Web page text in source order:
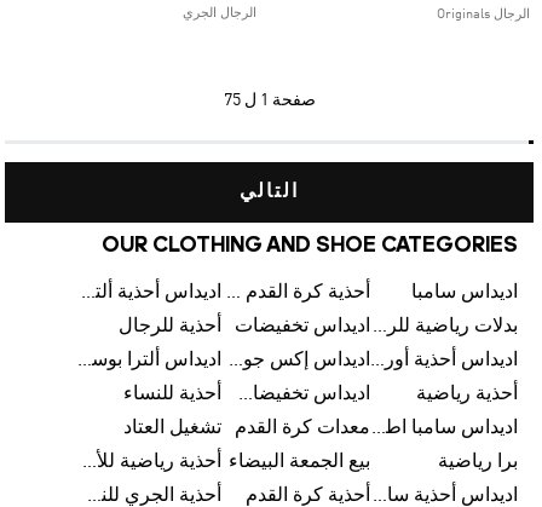
الرجال Originals الرجال الجري
صفحة 1 ل 75
التالي
OUR CLOTHING AND SHOE CATEGORIES
اديداس سامبا أحذية كرة القدم للرجال
اديداس أحذية ألترا بوست للرجال
بدلات رياضية للرجال اديداس تخفيضات
أحذية للرجال
اديداس أحذية أورجينالز
اديداس إكس جود بيلينغهام
اديداس ألترا بوست
أحذية رياضية
اديداس تخفيضات للأطفال
أحذية للنساء
اديداس سامبا اطفالمعدات كرة القدم
تشغيل العتاد
برا رياضية
بيع الجمعة البيضاء
أحذية رياضية للأطفال
اديداس أحذية سامبا للنساء أحذية كرة القدم
أحذية الجري للنساء